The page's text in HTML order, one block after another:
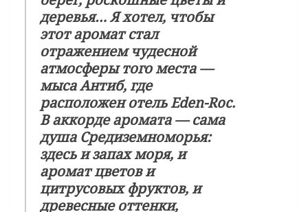
деревья… Я хотел, чтобы
этот аромат стал
отражением чудесной
атмосферы того места —
мыса Антиб, где
расположен отель Eden-Roc.
В аккорде аромата — сама
душа Средиземноморья:
здесь и запах моря, и
аромат цветов и
цитрусовых фруктов, и
древесные оттенки,